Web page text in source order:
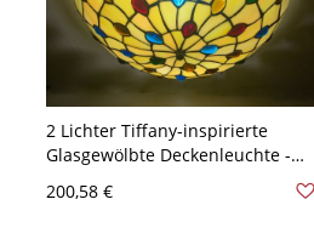
2 Lichter Tiffany-inspirierte
Glasgewölbte Deckenleuchte -
200,58 €